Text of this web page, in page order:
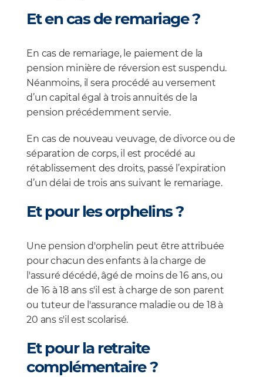
Et en cas de remariage ?
En cas de remariage, le paiement de la
pension minière de réversion est suspendu.
Néanmoins, il sera procédé au versement
d’un capital égal à trois annuités de la
pension précédemment servie.
En cas de nouveau veuvage, de divorce ou de
séparation de corps, il est procédé au
rétablissement des droits, passé l’expiration
d’un délai de trois ans suivant le remariage.
Et pour les orphelins ?
Une pension d'orphelin peut être attribuée
pour chacun des enfants à la charge de
l'assuré décédé, âgé de moins de 16 ans, ou
de 16 à 18 ans s'il est à charge de son parent
ou tuteur de l'assurance maladie ou de 18 à
20 ans s'il est scolarisé.
Et pour la retraite
complémentaire ?